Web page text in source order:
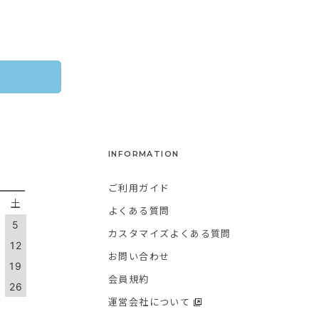
土
5
12
19
26
INFORMATION
ご利用ガイド
よくある質問
カスタマイズよくある質問
お問い合わせ
会員規約
運営会社について